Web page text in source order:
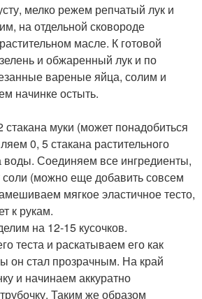
мелко режем репчатый лук и
на отдельной сковороде
масле. К готовой
и обжаренный лук и по
вареные яйца, солим и
начинке остыть.
муки (может понадобиться
0, 5 стакана растительного
воды. Соединяем все ингредиенты,
(можно еще добавить совсем
мягкое эластичное тесто,
к рукам.
на 12-15 кусочков.
теста и раскатываем его как
он стал прозрачным. На край
и начинаем аккуратно
Таким же образом